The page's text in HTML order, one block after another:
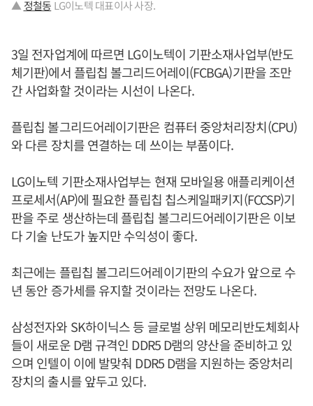
▲정철동 LG이노텍 대표이사 사장.
3일 전자업계에 따르면 LG이노텍이 기판소재사업부(반도
체기판)에서 플립칩 볼그리드어레이(FCBGA)기판을 조만
간 사업화할 것이라는 시선이 나온다.
플립칩 볼그리드어레이기판은 컴퓨터 중앙처리장치(CPU)
와 다른 장치를 연결하는 데 쓰이는 부품이다.
LG이노텍 기판소재사업부는 현재 모바일용 애플리케이션
프로세서(AP)에 필요한 플립칩 칩스케일패키지(FCCSP)기
판을 주로 생산하는데 플립칩 볼그리드어레이기판은 이보
다 기술 난도가 높지만 수익성이 좋다.
최근에는 플립칩 볼그리드어레이기판의 수요가 앞으로 수
년 동안 증가세를 유지할 것이라는 전망도 나온다.
삼성전자와 SK하이닉스 등 글로벌 상위 메모리반도체회사
들이 새로운 D램 규격인 DDR5 D램의 양산을 준비하고 있
으며 인텔이 이에 발맞춰 DDR5 D램을 지원하는 중앙처리
장치의 출시를 앞두고 있다.